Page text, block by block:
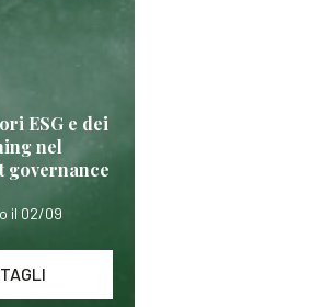
ESG e dei
nel
governance
il 02/09